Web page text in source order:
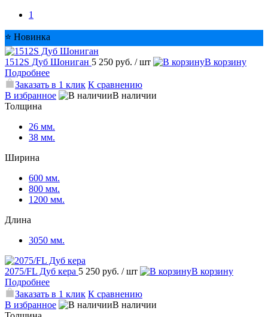
1
⭐ Новинка
1512S Дуб Шониган 5 250 руб. / шт
В корзину
Подробнее
Заказать в 1 клик К сравнению
В избранное
В наличии
Толщина
26 мм.
38 мм.
Ширина
600 мм.
800 мм.
1200 мм.
Длина
3050 мм.
2075/FL Дуб кера 5 250 руб. / шт
В корзину
Подробнее
Заказать в 1 клик К сравнению
В избранное
В наличии